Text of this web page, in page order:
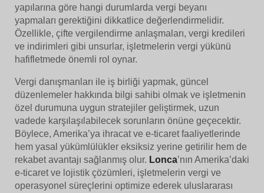
yapılarına göre hangi durumlarda vergi beyanı
yapmaları gerektiğini dikkatlice değerlendirmelidir.
Özellikle, çifte vergilendirme anlaşmaları, vergi kredileri
ve indirimleri gibi unsurlar, işletmelerin vergi yükünü
hafifletmede önemli rol oynar.
Vergi danışmanları ile iş birliği yapmak, güncel
düzenlemeler hakkında bilgi sahibi olmak ve işletmenin
özel durumuna uygun stratejiler geliştirmek, uzun
vadede karşılaşılabilecek sorunların önüne geçecektir.
Böylece, Amerika’ya ihracat ve e-ticaret faaliyetlerinde
hem yasal yükümlülükler eksiksiz yerine getirilir hem de
rekabet avantajı sağlanmış olur. Lonca’nın Amerika’daki
e-ticaret ve lojistik çözümleri, işletmelerin vergi ve
operasyonel süreçlerini optimize ederek uluslararası